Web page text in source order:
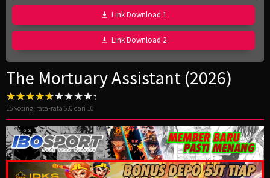
Link Download 1
Link Download 2
The Mortuary Assistant (2026)
15 voting, rata-rata 5.0 dari 10